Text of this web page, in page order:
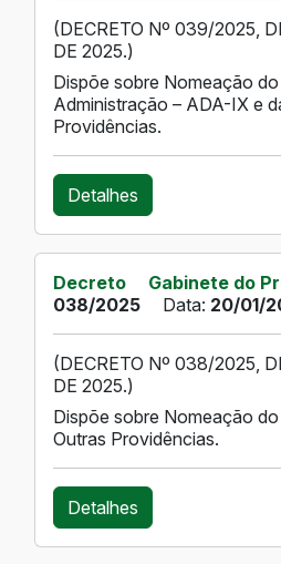
(DECRETO Nº 039/2025,
DE 2025.)
Dispõe sobre Nomeação
Administração – ADA-IX e
Providências.
Detalhes
Decreto Gabinete do
038/2025
Data: 20/01/
(DECRETO Nº 038/2025,
DE 2025.)
Dispõe sobre Nomeação
Outras Providências.
Detalhes